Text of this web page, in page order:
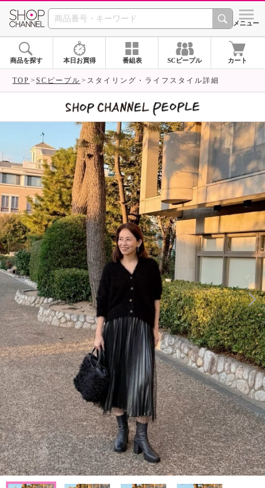
SHOP CHANNEL シメニュー
商品を探す 本日お買得 番組表 SCピープル カート
TOP SCピープル スタイリング・ライフスタイル詳細